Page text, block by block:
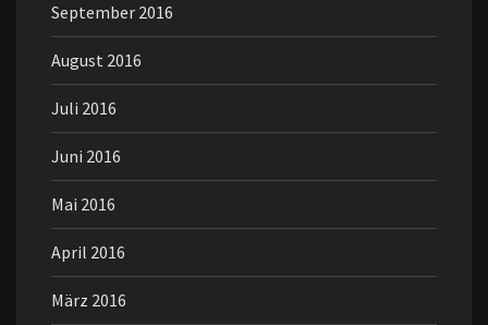
September 2016
August 2016
Juli 2016
Juni 2016
Mai 2016
April 2016
März 2016